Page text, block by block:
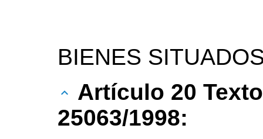
BIENES
Artículo 20
25063/1998: